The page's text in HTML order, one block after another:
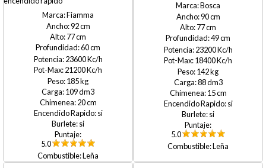
Fiamma
92
77
60
23600
21200
185
109
20
si
si
5.0
Leña
Bosca
90
77
49
23200
18400
142
88
15
si
si
5.0
Leña